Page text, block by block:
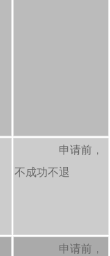
申请前，
不成功不退
申请前，